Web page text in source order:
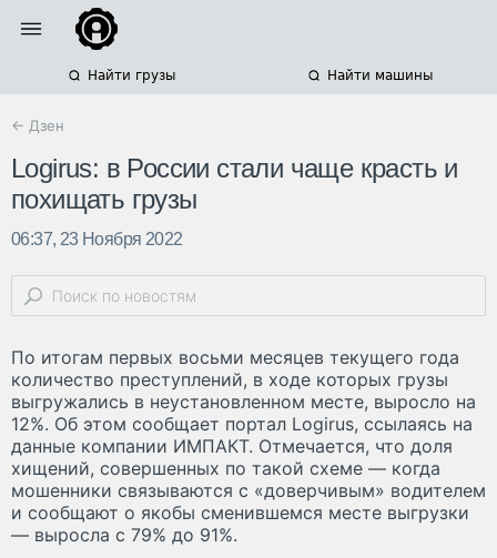
Найти грузы Найти машины
← Дзен
Logirus: в России стали чаще красть и
похищать грузы
06:37, 23 Ноября 2022
По итогам первых восьми месяцев текущего года
количество преступлений, в ходе которых грузы
выгружались в неустановленном месте, выросло на
12%. Об этом сообщает портал Logirus, ссылаясь на
данные компании ИМПАКТ. Отмечается, что доля
хищений, совершенных по такой схеме — когда
мошенники связываются с «доверчивым» водителем
и сообщают о якобы сменившемся месте выгрузки
— выросла с 79% до 91%.